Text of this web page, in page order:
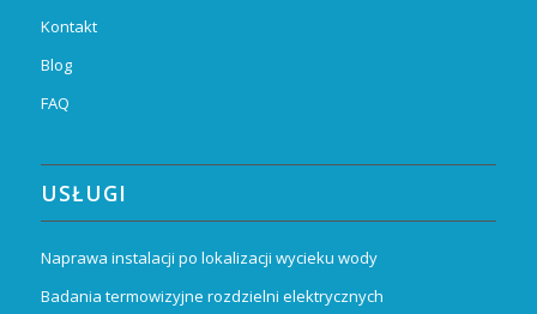
Kontakt
Blog
FAQ
USŁUGI
Naprawa instalacji po lokalizacji wycieku wody
Badania termowizyjne rozdzielni elektrycznych